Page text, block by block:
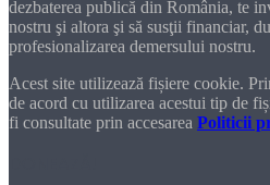
dezbaterea publică din România, te
nostru şi altora şi să susţii financiar,
profesionalizarea demersului nostru.
Acest site utilizează fișiere cookie.
de acord cu utilizarea acestui tip de
fi consultate prin accesarea Politicii